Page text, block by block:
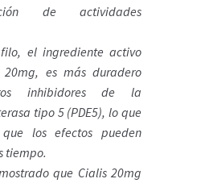
de actividades
el ingrediente activo
es más duradero
inhibidores de la
tipo 5 (PDE5), lo que
los efectos pueden
tiempo.
que Cialis 20mg